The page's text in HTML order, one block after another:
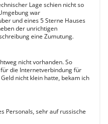
Lage schien nicht so
war
und eines 5 Sterne Hauses
der unrichtigen
eine Zumutung.
nicht vorhanden. So
die Internetverbindung für
nicht klein hatte, bekam ich
Personals, sehr auf russische